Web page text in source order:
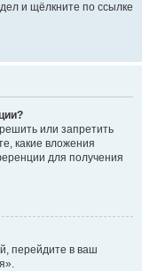
и щёлкните по ссылке
или запретить
какие вложения
для получения
перейдите в ваш